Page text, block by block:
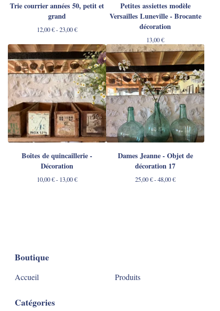
Trie courrier années 50, petit et
grand
12,00€- 23,00€
Petites assiettes modèle
Versailles Luneville - Brocante
décoration
13,00€
Boîtes de quincaillerie -
Décoration
10,00€- 13,00€
Dames Jeanne - Objet de
décoration 17
25,00€- 48,00€
Boutique
Accueil Produits
Catégories